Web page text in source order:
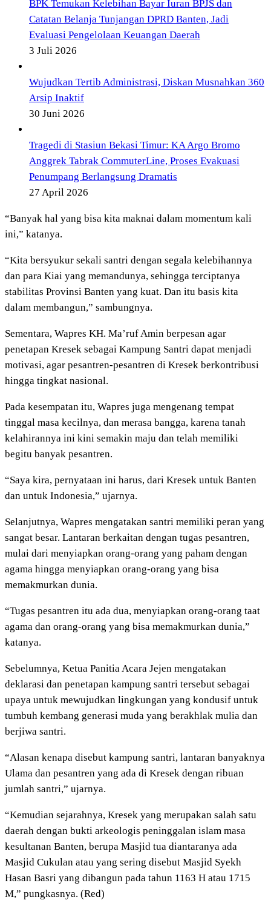
BPK Temukan Kelebihan Bayar Iuran BPJS dan
Catatan Belanja Tunjangan DPRD Banten, Jadi
Evaluasi Pengelolaan Keuangan Daerah
3 Juli 2026
Wujudkan Tertib Administrasi, Diskan Musnahkan 360
Arsip Inaktif
30 Juni 2026
Tragedi di Stasiun Bekasi Timur: KA Argo Bromo
Anggrek Tabrak CommuterLine, Proses Evakuasi
Penumpang Berlangsung Dramatis
27 April 2026
“Banyak hal yang bisa kita maknai dalam momentum kali
ini,” katanya.
“Kita bersyukur sekali santri dengan segala kelebihannya
dan para Kiai yang memandunya, sehingga terciptanya
stabilitas Provinsi Banten yang kuat. Dan itu basis kita
dalam membangun,” sambungnya.
Sementara, Wapres KH. Ma’ruf Amin berpesan agar
penetapan Kresek sebagai Kampung Santri dapat menjadi
motivasi, agar pesantren-pesantren di Kresek berkontribusi
hingga tingkat nasional.
Pada kesempatan itu, Wapres juga mengenang tempat
tinggal masa kecilnya, dan merasa bangga, karena tanah
kelahirannya ini kini semakin maju dan telah memiliki
begitu banyak pesantren.
“Saya kira, pernyataan ini harus, dari Kresek untuk Banten
dan untuk Indonesia,” ujarnya.
Selanjutnya, Wapres mengatakan santri memiliki peran yang
sangat besar. Lantaran berkaitan dengan tugas pesantren,
mulai dari menyiapkan orang-orang yang paham dengan
agama hingga menyiapkan orang-orang yang bisa
memakmurkan dunia.
“Tugas pesantren itu ada dua, menyiapkan orang-orang taat
agama dan orang-orang yang bisa memakmurkan dunia,”
katanya.
Sebelumnya, Ketua Panitia Acara Jejen mengatakan
deklarasi dan penetapan kampung santri tersebut sebagai
upaya untuk mewujudkan lingkungan yang kondusif untuk
tumbuh kembang generasi muda yang berakhlak mulia dan
berjiwa santri.
“Alasan kenapa disebut kampung santri, lantaran banyaknya
Ulama dan pesantren yang ada di Kresek dengan ribuan
jumlah santri,” ujarnya.
“Kemudian sejarahnya, Kresek yang merupakan salah satu
daerah dengan bukti arkeologis peninggalan islam masa
kesultanan Banten, berupa Masjid tua diantaranya ada
Masjid Cukulan atau yang sering disebut Masjid Syekh
Hasan Basri yang dibangun pada tahun 1163 H atau 1715
M,” pungkasnya. (Red)